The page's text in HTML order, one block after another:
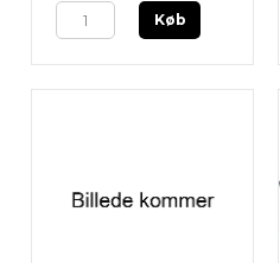
Køb